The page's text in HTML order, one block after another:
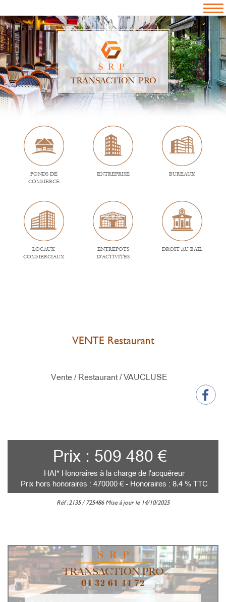
FONDS DE
COMMERCE
ENTREPRISE BUREAUX
LOCAUX
COMMERCIAUX
ENTREPOTS
D'ACTIVITES
DROIT AU BAIL
VENTE Restaurant
Vente / Restaurant /VAUCLUSE
Prix : 509 480 €
HAI* Honoraires à la charge de l'acquéreur
Prix hors honoraires : 470000 € - Honoraires : 8.4 % TTC
Réf : 2135 / 725486 Mise à jour le 14/10/2025